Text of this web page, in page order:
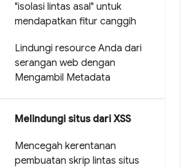
"isolasi lintas asal" untuk
mendapatkan fitur canggih
Lindungi resource Anda dari
serangan web dengan
Mengambil Metadata
Melindungi situs dari XSS
Mencegah kerentanan
pembuatan skrip lintas situs